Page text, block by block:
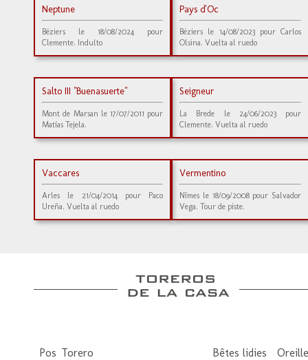
Neptune
Béziers le 18/08/2024 pour
Clemente. Indulto
Pays d'Oc
Béziers le 14/08/2023 pour Carlos
Olsina. Vuelta al ruedo
Salto III "Buenasuerte"
Mont de Marsan le 17/07/2011 pour
Matías Tejela.
Seigneur
La Brede le 24/06/2023 pour
Clemente. Vuelta al ruedo
Vaccares
Arles le 21/04/2014 pour Paco
Ureña. Vuelta al ruedo
Vermentino
Nîmes le 18/09/2008 pour Salvador
Vega. Tour de piste.
Pos Torero Bêtes lidies